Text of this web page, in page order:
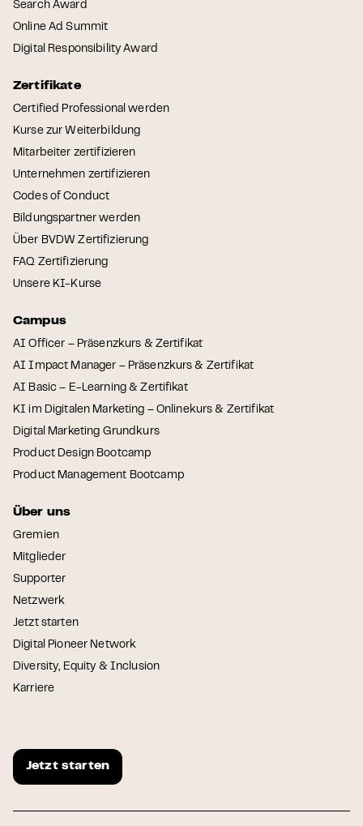
Search Award
Online Ad Summit
Digital Responsibility Award
Zertifikate
Certified Professional werden
Kurse zur Weiterbildung
Mitarbeiter zertifizieren
Unternehmen zertifizieren
Codes of Conduct
Bildungspartner werden
Über BVDW Zertifizierung
FAQ Zertifizierung
Unsere KI-Kurse
Campus
AI Officer – Präsenzkurs & Zertifikat
AI Impact Manager – Präsenzkurs & Zertifikat
AI Basic – E-Learning & Zertifikat
KI im Digitalen Marketing – Onlinekurs & Zertifikat
Digital Marketing Grundkurs
Product Design Bootcamp
Product Management Bootcamp
Über uns
Gremien
Mitglieder
Supporter
Netzwerk
Jetzt starten
Digital Pioneer Network
Diversity, Equity & Inclusion
Karriere
Jetzt starten